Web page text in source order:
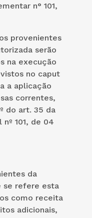
n° 101,
provenientes
serão
na execução
no caput
a aplicação
correntes,
do art. 35 da
101, de 04
da
se refere esta
como receita
adicionais,